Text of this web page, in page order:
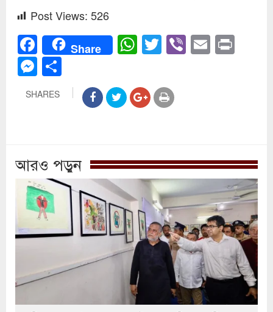
Post Views: 526
Facebook
Share WhatsApp
Twitter
Viber
Email
Messenger
SHARES
আরও পড়ুন